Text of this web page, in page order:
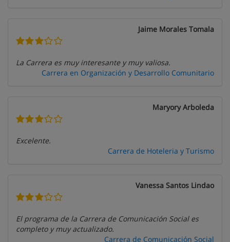
Jaime Morales Tomala
La Carrera es muy interesante y muy valiosa.
Carrera en Organización y Desarrollo Comunitario
Maryory Arboleda
Excelente.
Carrera de Hoteleria y Turismo
Vanessa Santos Lindao
El programa de la Carrera de Comunicación Social es
completo y muy actualizado.
Carrera de Comunicación Social